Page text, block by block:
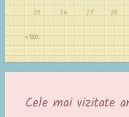
25 26 27 28
« ian.
Cele mai vizitate